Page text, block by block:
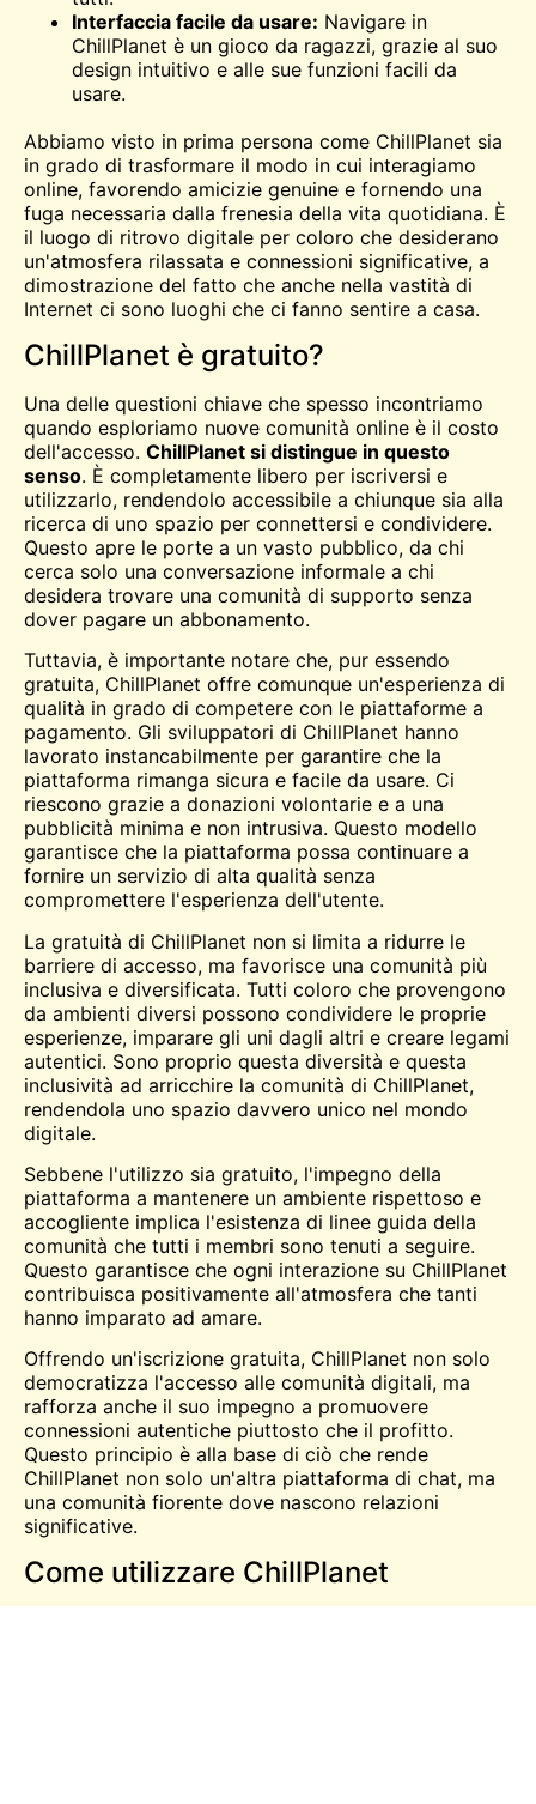
Interfaccia facile da usare: Navigare in
ChillPlanet è un gioco da ragazzi, grazie al suo
design intuitivo e alle sue funzioni facili da
usare.
Abbiamo visto in prima persona come ChillPlanet sia
in grado di trasformare il modo in cui interagiamo
online, favorendo amicizie genuine e fornendo una
fuga necessaria dalla frenesia della vita quotidiana. È
il luogo di ritrovo digitale per coloro che desiderano
un'atmosfera rilassata e connessioni significative, a
dimostrazione del fatto che anche nella vastità di
Internet ci sono luoghi che ci fanno sentire a casa.
ChillPlanet è gratuito?
Una delle questioni chiave che spesso incontriamo
quando esploriamo nuove comunità online è il costo
dell'accesso. ChillPlanet si distingue in questo
senso. È completamente libero per iscriversi e
utilizzarlo, rendendolo accessibile a chiunque sia alla
ricerca di uno spazio per connettersi e condividere.
Questo apre le porte a un vasto pubblico, da chi
cerca solo una conversazione informale a chi
desidera trovare una comunità di supporto senza
dover pagare un abbonamento.
Tuttavia, è importante notare che, pur essendo
gratuita, ChillPlanet offre comunque un'esperienza di
qualità in grado di competere con le piattaforme a
pagamento. Gli sviluppatori di ChillPlanet hanno
lavorato instancabilmente per garantire che la
piattaforma rimanga sicura e facile da usare. Ci
riescono grazie a donazioni volontarie e a una
pubblicità minima e non intrusiva. Questo modello
garantisce che la piattaforma possa continuare a
fornire un servizio di alta qualità senza
compromettere l'esperienza dell'utente.
La gratuità di ChillPlanet non si limita a ridurre le
barriere di accesso, ma favorisce una comunità più
inclusiva e diversificata. Tutti coloro che provengono
da ambienti diversi possono condividere le proprie
esperienze, imparare gli uni dagli altri e creare legami
autentici. Sono proprio questa diversità e questa
inclusività ad arricchire la comunità di ChillPlanet,
rendendola uno spazio davvero unico nel mondo
digitale.
Sebbene l'utilizzo sia gratuito, l'impegno della
piattaforma a mantenere un ambiente rispettoso e
accogliente implica l'esistenza di linee guida della
comunità che tutti i membri sono tenuti a seguire.
Questo garantisce che ogni interazione su ChillPlanet
contribuisca positivamente all'atmosfera che tanti
hanno imparato ad amare.
Offrendo un'iscrizione gratuita, ChillPlanet non solo
democratizza l'accesso alle comunità digitali, ma
rafforza anche il suo impegno a promuovere
connessioni autentiche piuttosto che il profitto.
Questo principio è alla base di ciò che rende
ChillPlanet non solo un'altra piattaforma di chat, ma
una comunità fiorente dove nascono relazioni
significative.
Come utilizzare ChillPlanet